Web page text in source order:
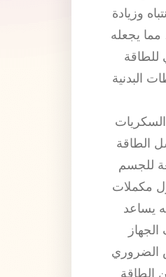
وزيادة
مما يجعله
للطاقة
البدنية
الطاقة
للجسم
مكملات
يساعد
الضروري
الطاقة